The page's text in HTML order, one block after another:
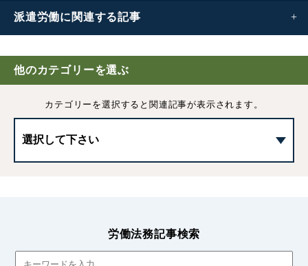
派遣労働に 関連する記事
派遣労働とは
労働基準法における派遣元・派遣先の責任分担
他のカテゴリーを選ぶ
カテゴリーを選択すると 関連記事が表示されます。
労働法務記事検索